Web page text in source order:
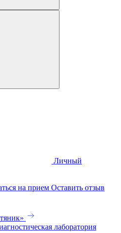
Личный
на прием Оставить отзыв
лаборатория